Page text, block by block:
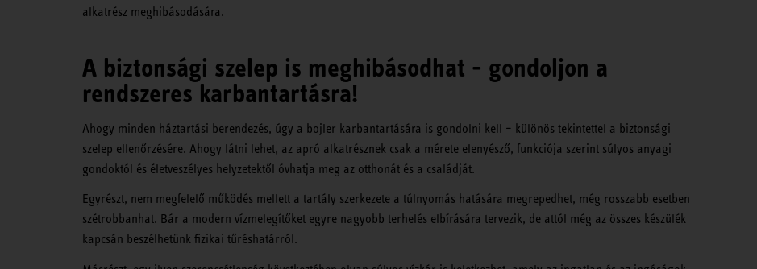
alkatrész meghibásodására.
A biztonsági szelep is meghibásodhat - gondoljon a
rendszeres karbantartásra!
Ahogy minden háztartási berendezés, úgy a bojler karbantartására is gondolni kell – különös tekintettel a biztonsági
szelep ellenőrzésére. Ahogy látni lehet, az apró alkatrésznek csak a mérete elenyésző, funkciója szerint súlyos anyagi
gondoktól és életveszélyes helyzetektől óvhatja meg az otthonát és a családját.
Egyrészt, nem megfelelő működés mellett a tartály szerkezete a túlnyomás hatására megrepedhet, még rosszabb esetben
szétrobbanhat. Bár a modern vízmelegítőket egyre nagyobb terhelés elbírására tervezik, de attól még az összes készülék
kapcsán beszélhetünk fizikai tűréshatárról.